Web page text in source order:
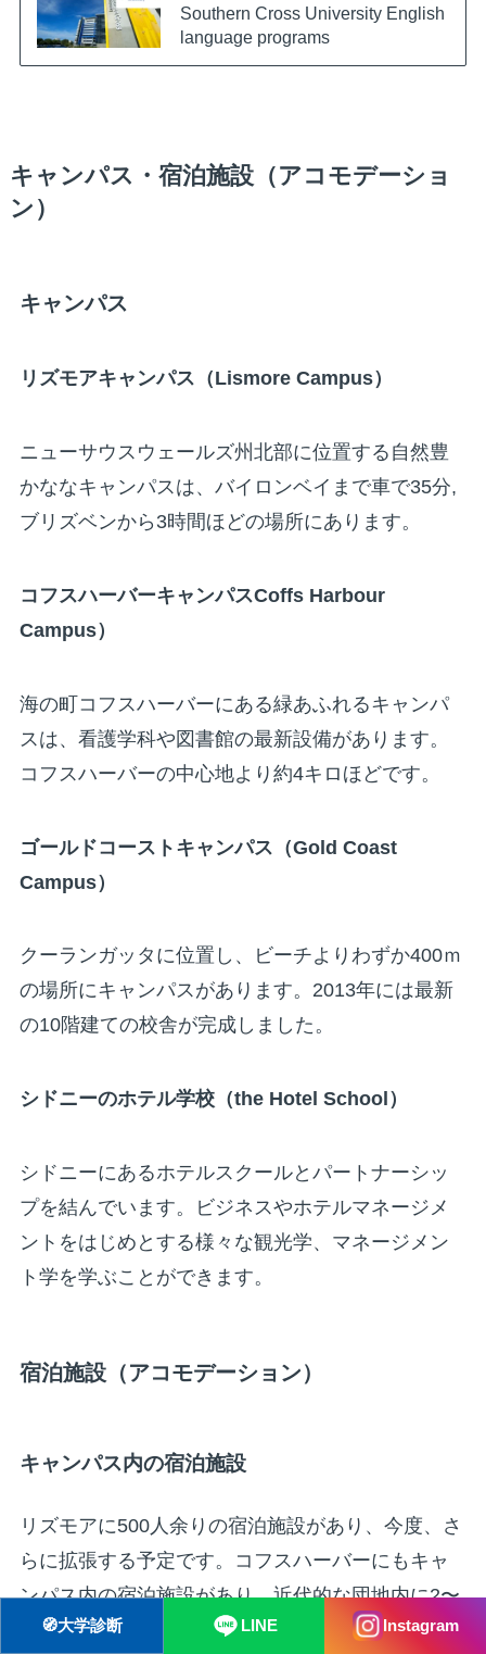
🧭大学診断 LINE Instagram
Southern Cross University English
language programs
キャンパス・宿泊施設（アコモデーショ
ン）
キャンパス
リズモアキャンパス（Lismore Campus）
ニューサウスウェールズ州北部に位置する自然豊
かななキャンパスは、バイロンベイまで車で35分,
ブリズベンから3時間ほどの場所にあります。
コフスハーバーキャンパスCoffs Harbour
Campus）
海の町コフスハーバーにある緑あふれるキャンパ
スは、看護学科や図書館の最新設備があります。
コフスハーバーの中心地より約4キロほどです。
ゴールドコーストキャンパス（Gold Coast
Campus）
クーランガッタに位置し、ビーチよりわずか400ｍ
の場所にキャンパスがあります。2013年には最新
の10階建ての校舎が完成しました。
シドニーのホテル学校（the Hotel School ）
シドニーにあるホテルスクールとパートナーシッ
プを結んでいます。ビジネスやホテルマネージメ
ントをはじめとする様々な観光学、マネージメン
ト学を学ぶことができます。
宿泊施設（アコモデーション）
キャンパス内の宿泊施設
リズモアに500人余りの宿泊施設があり、今度、さ
らに拡張する予定です。コフスハーバーにもキャ
ンパス内の宿泊施設があり、近代的な団地内に2〜
6個の住宅やアパート形式で構成されており、すべ